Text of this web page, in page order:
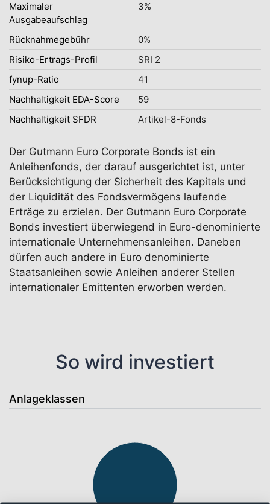
Maximaler
Ausgabeaufschlag
3%
Rücknahmegebühr
0%
Risiko-Ertrags-Profil
SRI 2
fynup-Ratio
41
Nachhaltigkeit EDA-Score
59
Nachhaltigkeit SFDR
Artikel-8-Fonds
Der Gutmann Euro Corporate Bonds ist ein
Anleihenfonds, der darauf ausgerichtet ist, unter
Berücksichtigung der Sicherheit des Kapitals und
der Liquidität des Fondsvermögens laufende
Erträge zu erzielen. Der Gutmann Euro Corporate
Bonds investiert überwiegend in Euro-denominierte
internationale Unternehmensanleihen. Daneben
dürfen auch andere in Euro denominierte
Staatsanleihen sowie Anleihen anderer Stellen
internationaler Emittenten erworben werden.
So wird investiert
Anlageklassen